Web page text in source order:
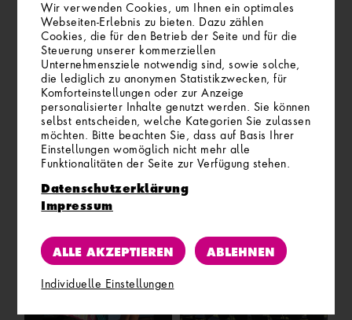
Wir verwenden Cookies, um Ihnen ein optimales
Webseiten-Erlebnis zu bieten. Dazu zählen
Cookies, die für den Betrieb der Seite und für die
Steuerung unserer kommerziellen
Unternehmensziele notwendig sind, sowie solche,
die lediglich zu anonymen Statistikzwecken, für
Komforteinstellungen oder zur Anzeige
personalisierter Inhalte genutzt werden. Sie können
selbst entscheiden, welche Kategorien Sie zulassen
möchten. Bitte beachten Sie, dass auf Basis Ihrer
Einstellungen womöglich nicht mehr alle
Funktionalitäten der Seite zur Verfügung stehen.
Datenschutzerklärung
Impressum
ALLE AKZEPTIEREN ABLEHNEN
Individuelle Einstellungen